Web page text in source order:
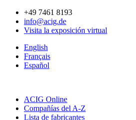
contenido
+49 7461 8193
info@acig.de
Visita la exposición virtual
English
Français
Español
ACIG Online
Compañías del A-Z
Lista de fabricantes